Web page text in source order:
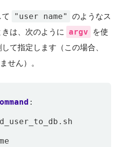
"user name"
のようなス
は、次のように
argv
を使
て指定します（この場合、
せん）。
: